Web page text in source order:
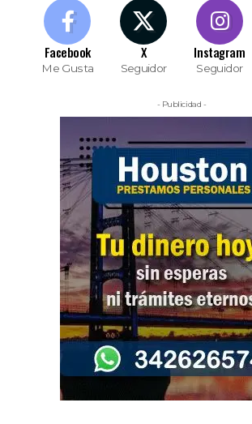
Facebook
Me Gusta
X
Seguidor
Instagram
Seguidor
- Publicidad -